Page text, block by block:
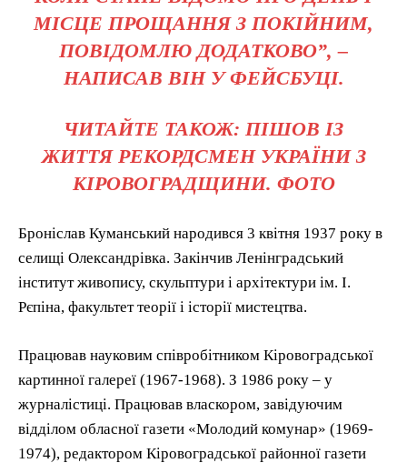
МІСЦЕ ПРОЩАННЯ З ПОКІЙНИМ,
ПОВІДОМЛЮ ДОДАТКОВО”, –
НАПИСАВ ВІН У ФЕЙСБУЦІ.
ЧИТАЙТЕ ТАКОЖ: ПІШОВ ІЗ
ЖИТТЯ РЕКОРДСМЕН УКРАЇНИ З
КІРОВОГРАДЩИНИ. ФОТО
Броніслав Куманський народився 3 квітня 1937 року в
селищі Олександрівка. Закінчив Ленінградський
інститут живопису, скульптури і архітектури ім. І.
Рєпіна, факультет теорії і історії мистецтва.
Працював науковим співробітником Кіровоградської
картинної галереї (1967-1968). З 1986 року – у
журналістиці. Працював власкором, завідуючим
відділом обласної газети «Молодий комунар» (1969-
1974), редактором Кіровоградської районної газети